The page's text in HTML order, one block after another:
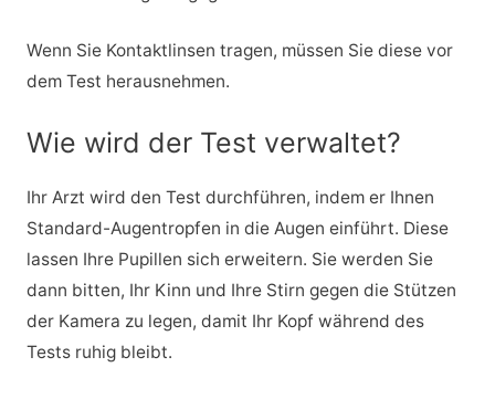
Wenn Sie Kontaktlinsen tragen, müssen Sie diese vor
dem Test herausnehmen.
Wie wird der Test verwaltet?
Ihr Arzt wird den Test durchführen, indem er Ihnen
Standard-Augentropfen in die Augen einführt. Diese
lassen Ihre Pupillen sich erweitern. Sie werden Sie
dann bitten, Ihr Kinn und Ihre Stirn gegen die Stützen
der Kamera zu legen, damit Ihr Kopf während des
Tests ruhig bleibt.